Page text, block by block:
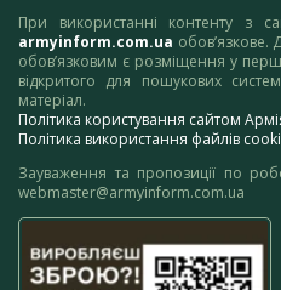
При використанні контенту з
armyinform.com.ua обов’язкове.
обов’язковим є розміщення у
відкритого для пошукових
матеріал.
Політика користування сайтом
Політика використання файлів
Зауваження та пропозиції по
webmaster@armyinform.com.ua